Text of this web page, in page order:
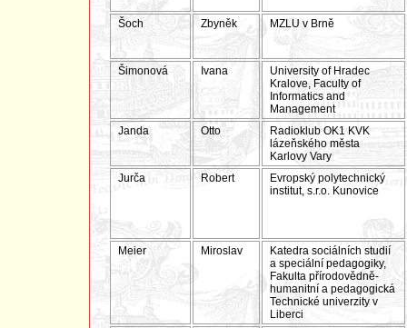
Šoch Zbyněk MZLU v Brně
Šimonová Ivana
University of Hradec
Kralove, Faculty of
Informatics and
Management
Janda
Otto
Radioklub OK1 KVK
lázeňského města
Karlovy Vary
Jurča
Robert
Evropský polytechnický
institut, s.r.o. Kunovice
Meier Miroslav
Katedra sociálních studií
a speciální pedagogiky,
Fakulta přírodovědně-
humanitní a pedagogická
Technické univerzity v
Liberci